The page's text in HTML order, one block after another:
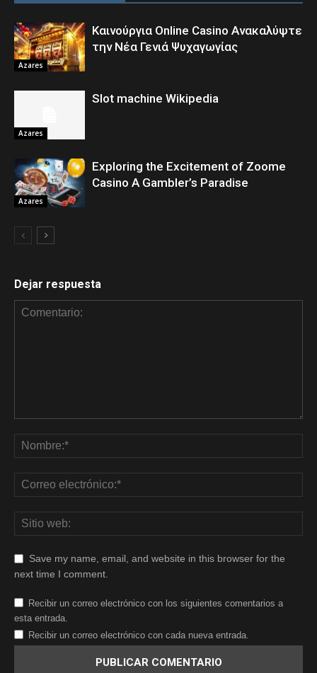
Azares
Καινούργια Online Casino Ανακαλύψτε
την Νέα Γενιά Ψυχαγωγίας
Azares
Slot machine Wikipedia
Azares
Exploring the Excitement of Zoome
Casino A Gambler’s Paradise
Dejar respuesta
Save my name, email, and website in this browser for the
next time I comment.
Recibir un correo electrónico con los siguientes comentarios a
esta entrada.
Recibir un correo electrónico con cada nueva entrada.